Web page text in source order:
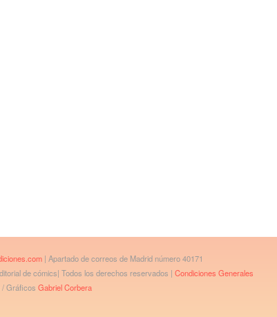
| Apartado de correos de Madrid número 40171
de cómics| Todos los derechos reservados | Condiciones Generales
/ Gráficos Gabriel Corbera